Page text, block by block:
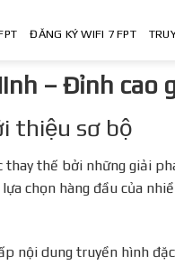
ĐĂNG KÝ WIFI 7 FPT
– Đỉnh cao
thiệu sơ bộ
thay thế bởi những giải
lựa chọn hàng đầu của
nội dung truyền hình